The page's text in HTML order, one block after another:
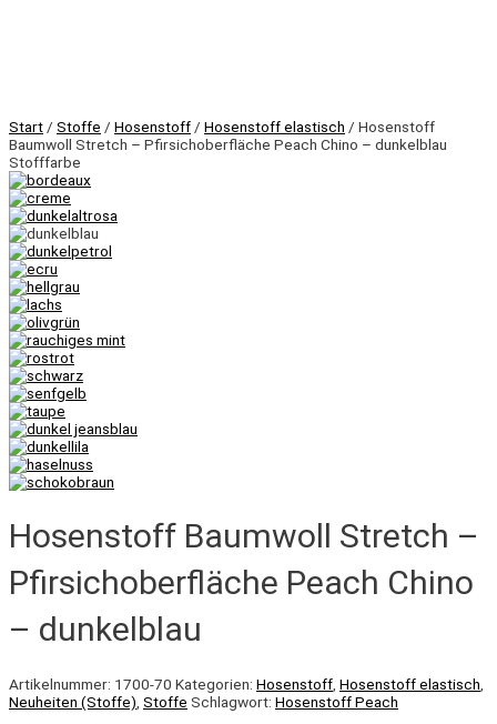
Start / Stoffe / Hosenstoff / Hosenstoff elastisch / Hosenstoff
Baumwoll Stretch – Pfirsichoberfläche Peach Chino – dunkelblau
Stofffarbe
Hosenstoff Baumwoll Stretch –
Pfirsichoberfläche Peach Chino
– dunkelblau
Artikelnummer: 1700-70 Kategorien: Hosenstoff Hosenstoff elastisch
Neuheiten (Stoffe) Stoffe Schlagwort: Hosenstoff Peach